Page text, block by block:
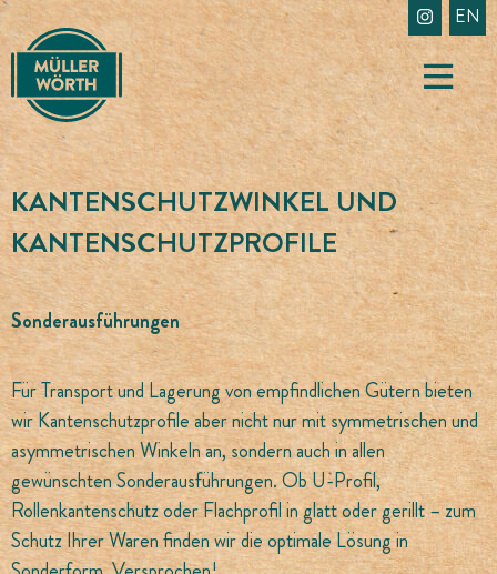
Skip
to
content
EN
KANTENSCHUTZWINKEL UND
KANTENSCHUTZPROFILE
Sonderausführungen
Für Transport und Lagerung von empfindlichen Gütern bieten
wir Kantenschutzprofile aber nicht nur mit symmetrischen und
asymmetrischen Winkeln an, sondern auch in allen
gewünschten Sonderausführungen. Ob U-Profil,
Rollenkantenschutz oder Flachprofil in glatt oder gerillt – zum
Schutz Ihrer Waren finden wir die optimale Lösung in